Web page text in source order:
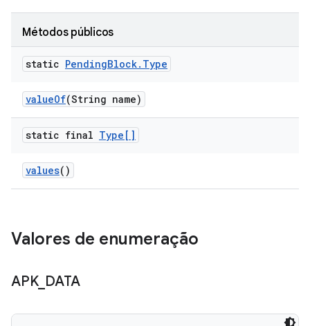
Métodos públicos
static PendingBlock. Type
valueOf(String name)
static final Type[]
values()
Valores de enumeração
APK_ DATA